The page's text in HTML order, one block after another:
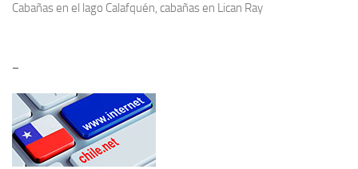
Cabañas en el lago Calafquén, cabañas en Lican Ray
–